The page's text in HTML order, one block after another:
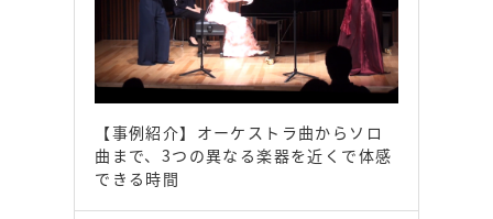
【事例紹介】オーケストラ曲からソロ
曲まで、3つの異なる楽器を近くで体感
できる時間